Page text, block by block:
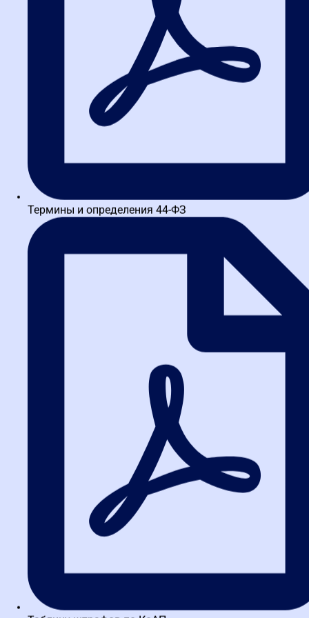
Активное участие в пробных тендерах позволяет наработать
опыт взаимодействия с электронными площадками и
электронной подписью. Это помогает выявлять типичные
ошибки и оптимизировать внутренние процессы. Компаниям,
базирующимся в Москве, рекомендуется использовать эту
практику для повышения конкурентоспособности на рынке
Глубокое изучение законодательных нюансов
Понимание деталей изменений в 44-ФЗ и их практического
консультируйтесь с экспертами, чтобы оставаться в курсе
актуальных требований.
Заключение
Изменения в 44-ФЗ создают новые возможности для участников
государственных закупок, способствуя прозрачности и
инновациям. Специалисты, готовые к непрерывному обучению и
адаптации, смогут не только соответствовать обновленным
стандартам, но и вносить вклад в развитие справедливой
конкурентной среды. Следуя лучшим практикам и используя
современные инструменты, вы сможете эффективно работать в
Какие аспекты изменений в 44-ФЗ
требуют наибольшего внимания при участии в электронных
Об авторе
Эксперт-практик по закупкам, сочетающий компетенции
Термины и определения 44-ФЗ